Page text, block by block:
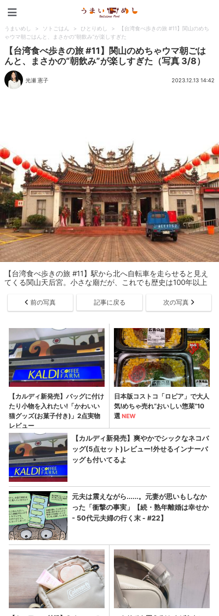
うまいめし > ソトごはん > ひとりめし >
【台湾食べ歩きの旅 #11】関山のめち
ゃウマ朝ごはんと、まさかの“朝飲み”が楽しすぎた
【台湾食べ歩きの旅 #11】関山のめちゃウマ朝ごは
んと、まさかの“朝飲み”が楽しすぎた（写真 3/8）
光瀬 憲子 2023.12.13 14:42
【台湾食べ歩きの旅 #11】駅から北へ自転車を走らせると見え
てくる関山天后宮。小さな廟だが、これでも歴史は100年以上
前の写真 記事に戻る 次の写真